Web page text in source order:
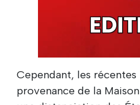
Cependant, les
provenance de la